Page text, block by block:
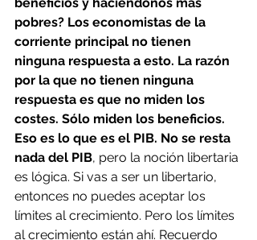
pobres? Los economistas de la
corriente principal no tienen
ninguna respuesta a esto. La razón
por la que no tienen ninguna
respuesta es que no miden los
costes. Sólo miden los beneficios.
Eso es lo que es el PIB. No se resta
nada del PIB, pero la noción libertaria
es lógica. Si vas a ser un libertario,
entonces no puedes aceptar los
límites al crecimiento. Pero los límites
al crecimiento están ahí. Recuerdo